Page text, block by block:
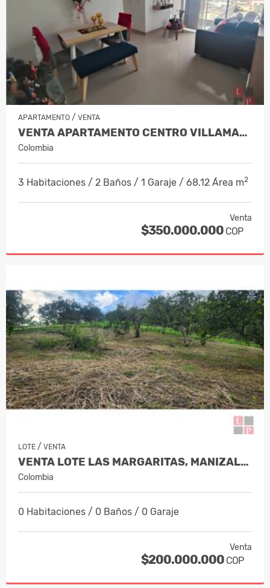
APARTAMENTO / VENTA
VENTA APARTAMENTO CENTRO VILLAMARÍA,…
Colombia
3 Habitaciones / 2 Baños / 1 Garaje / 68.12 Área m2
Venta
$350.000.000 COP
LOTE / VENTA
VENTA LOTE LAS MARGARITAS, MANIZALES…
Colombia
0 Habitaciones / 0 Baños / 0 Garaje
Venta
$200.000.000 COP